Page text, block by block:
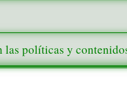
las políticas y